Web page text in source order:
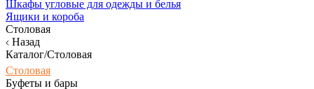
Шкафы угловые для одежды и белья
Ящики и короба
Столовая
Назад
Каталог/Столовая
Столовая
Буфеты и бары